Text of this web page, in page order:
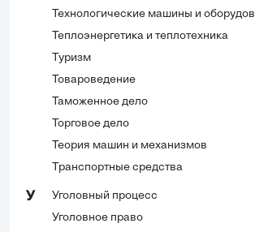
Технологические машины и
Теплоэнергетика и теплотехника
Туризм
Товароведение
Таможенное дело
Торговое дело
Теория машин и механизмов
Транспортные средства
У
Уголовный процесс
Уголовное право